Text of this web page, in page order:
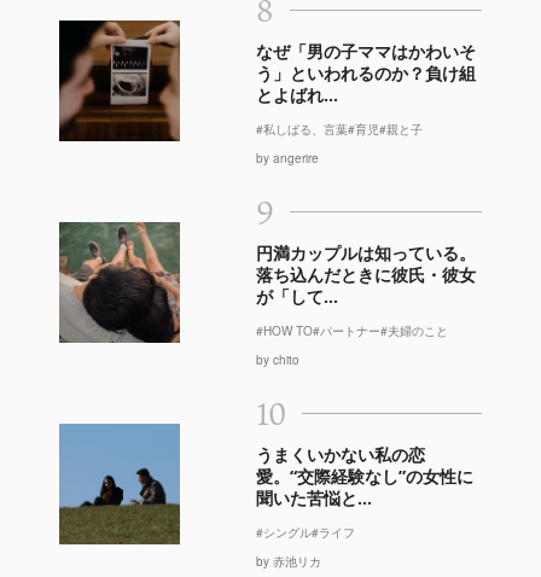
8
なぜ「男の子ママはかわいそ
う」といわれるのか？負け組
とよばれ...
#私しばる、言葉#育児#親と子
by angerire
9
円満カップルは知っている。
落ち込んだときに彼氏・彼女
が「して...
#HOW TO#パートナー#夫婦のこと
by chito
10
うまくいかない私の恋
愛。“交際経験なし”の女性に
聞いた苦悩と...
#シングル#ライフ
by 赤池リカ